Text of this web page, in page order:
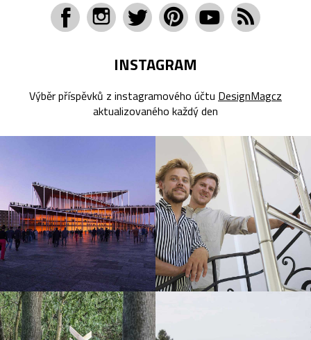
INSTAGRAM
Výběr příspěvků z instagramového účtu DesignMagcz
aktualizovaného každý den